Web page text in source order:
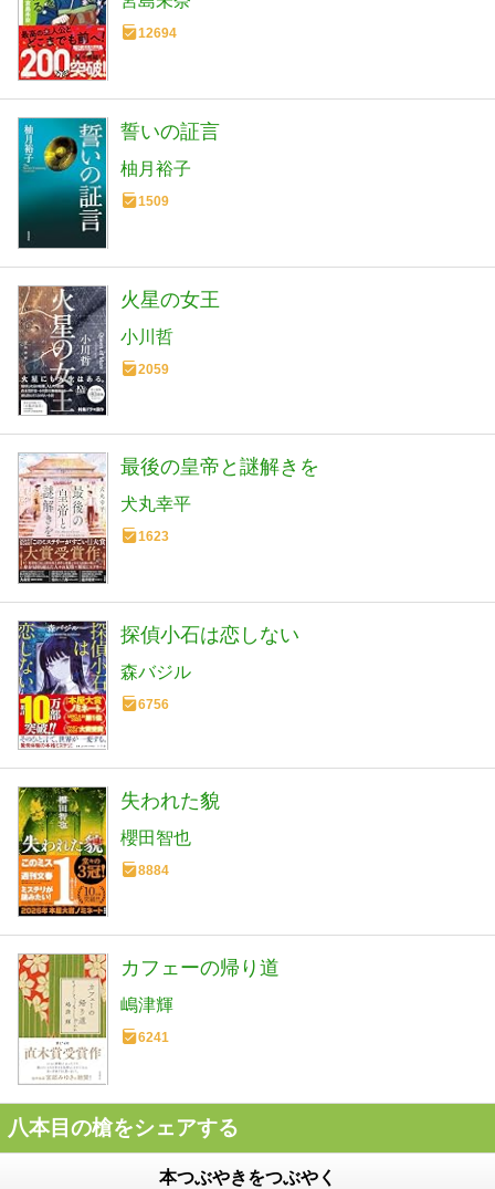
12694
誓いの証言
柚月裕子
1509
火星の女王
小川哲
2059
最後の皇帝と謎解きを
犬丸幸平
1623
探偵小石は恋しない
森バジル
6756
失われた貌
櫻田智也
8884
カフェーの帰り道
嶋津輝
6241
八本目の槍をシェアする
本つぶやきをつぶやく